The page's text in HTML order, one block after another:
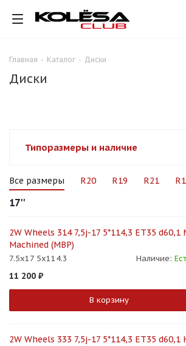
Главная - Каталог - Диски
Диски
Типоразмеры и наличие
Все размеры R20 R19 R21
17''
2W Wheels 314 7,5j-17 5*114,3 ET35
Machined (MBP)
7.5x17 5x114.3 Наличие:
11 200 ₽
В корзину
2W Wheels 333 7,5j-17 5*114,3 ET35 d60,1